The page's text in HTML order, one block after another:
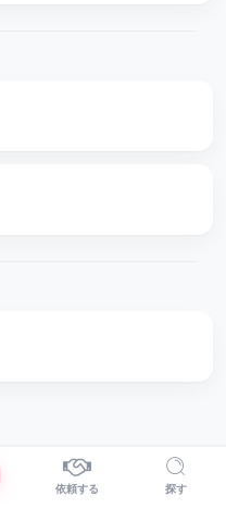
依頼する 探す